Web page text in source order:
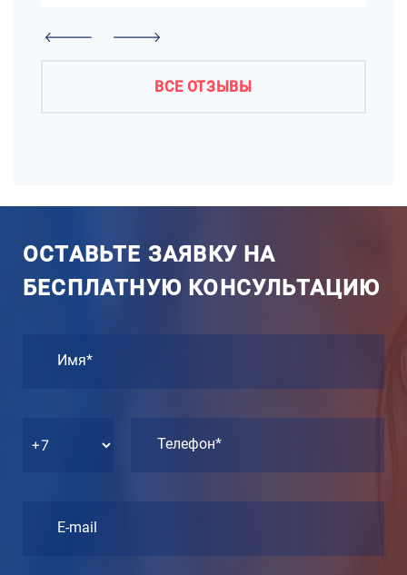
ВСЕ ОТЗЫВЫ
ОСТАВЬТЕ ЗАЯВКУ НА
БЕСПЛАТНУЮ КОНСУЛЬТАЦИЮ
Имя*
Телефон*
E-mail